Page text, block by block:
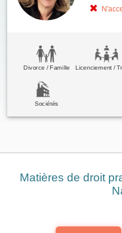
Divorce / Famille Licenciement /
Sociétés
Matières de droit